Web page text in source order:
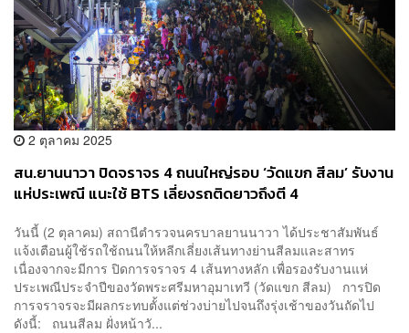
2 ตุลาคม 2025
สน.ยานนาวา ปิดจราจร 4 ถนนใหญ่รอบ ‘วัดแขก สีลม’ รับงาน
แห่ประเพณี แนะใช้ BTS เลี่ยงรถติดยาวถึงตี 4
วันนี้ (2 ตุลาคม) สถานีตำรวจนครบาลยานนาวา ได้ประชาสัมพันธ์
แจ้งเตือนผู้ใช้รถใช้ถนนให้หลีกเลี่ยงเส้นทางย่านสีลมและสาทร
เนื่องจากจะมีการ ปิดการจราจร 4 เส้นทางหลัก เพื่อรองรับงานแห่
ประเพณีประจำปีของวัดพระศรีมหาอุมาเทวี (วัดแขก สีลม) การปิด
การจราจรจะมีผลกระทบตั้งแต่ช่วงบ่ายไปจนถึงรุ่งเช้าของวันถัดไป
ดังนี้: ถนนสีลม ฝั่งหน้าวั...